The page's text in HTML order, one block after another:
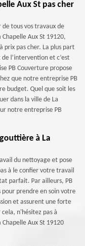
Aux St pas cher
de tous vos travaux de
Aux St 19120,
prix pas cher. La plus part
l’intervention et c’est
PB Couverture propose
que notre entreprise PB
budget. Quel que soit les
dans la ville de La
notre entreprise PB
à La
du nettoyage et pose
à le confier votre travail
parfait. Par ailleurs, PB
pour prendre en soin votre
et assurent une forte
n'hésitez pas à
Aux St 19120